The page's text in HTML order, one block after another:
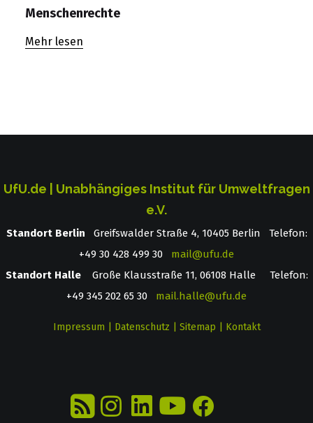
Menschenrechte
Mehr lesen
UfU.de | Unabhängiges Institut für Umweltfragen
e.V.
Standort Berlin ­ Greifswalder Straße 4, 10405 Berlin Telefon:
+49 30 428 499 30 mail@ufu.de
Standort HalleGroße Klausstraße 11, 06108 Halle Telefon:
+49 345 202 65 30 mail.halle@ufu.de
Impressum Datenschutz Sitemap Kontakt